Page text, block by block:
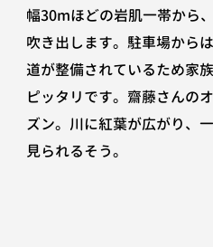
幅30mほどの岩肌一帯から
吹き出します。駐車場から
道が整備されているため家
ピッタリです。齋藤さんの
ズン。川に紅葉が広がり、
見られるそう。